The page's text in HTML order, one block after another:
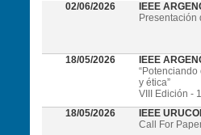
02/06/2026
IEEE
Presentación
18/05/2026
IEEE
y ética”
VIII Edición -
18/05/2026
IEEE
Call For